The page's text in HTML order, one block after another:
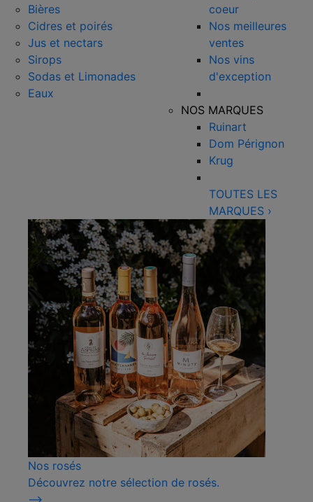
Bières
Cidres et poirés
Jus et nectars
Sirops
Sodas et Limonades
Eaux
coeur
Nos meilleures
ventes
Nos vins
d'exception
NOS MARQUES
Ruinart
Dom Pérignon
Krug
TOUTES LES
MARQUES ›
Nos rosés
Découvrez notre sélection de rosés.
⟶